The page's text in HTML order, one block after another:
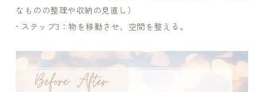
なものの整理や収納の見直し）
• ステップ3：物を移動させ、空間を整える。